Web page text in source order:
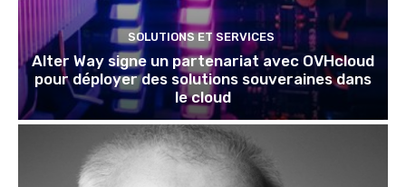
SOLUTIONS ET SERVICES
Alter Way signe un partenariat avec OVHcloud
pour déployer des solutions souveraines dans
le cloud